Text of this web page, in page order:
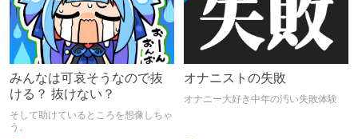
みんなは可哀そうなので抜
ける？ 抜けない？
そして助けているところを想像しちゃ
う。
オナニストの失敗
オナニー大好き中年の汚い失敗体験